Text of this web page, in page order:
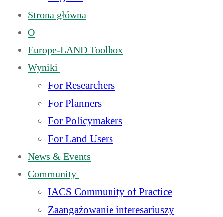
Strona główna
O
Europe-LAND Toolbox
Wyniki
For Researchers
For Planners
For Policymakers
For Land Users
News & Events
Community
IACS Community of Practice
Zaangażowanie interesariuszy